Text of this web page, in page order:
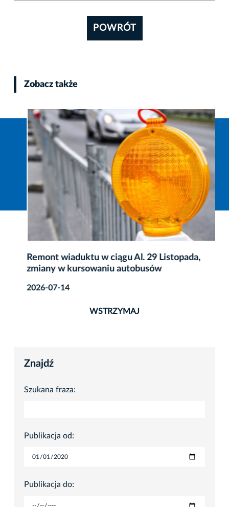
POWRÓT
Zobacz także
Remont wiaduktu w ciągu Al. 29 Listopada,
zmiany w kursowaniu autobusów
2026-07-14
WSTRZYMAJ
Znajdź
Szukana fraza:
Publikacja od:
Publikacja do: